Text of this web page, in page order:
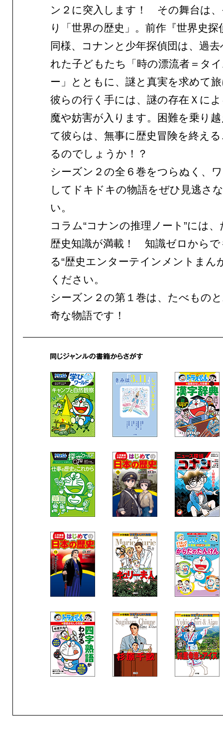
ン２に突入します！ その舞台は
り「世界の歴史」。前作『世界史
同様、コナンと少年探偵団は、過
れた子どもたち「時の漂流者＝タ
ー」とともに、謎と真実を求めて
彼らの行く手には、謎の存在Ｘに
魔や妨害が入ります。困難を乗り
て彼らは、無事に歴史冒険を終え
るのでしょうか！？
シーズン２の全６巻をつらぬく、
してドキドキの物語をぜひ見逃さ
い。
コラム“コナンの推理ノート”には
歴史知識が満載！ 知識ゼロからで
る“歴史エンターテインメントまん
ください。
シーズン２の第１巻は、たべもの
奇な物語です！